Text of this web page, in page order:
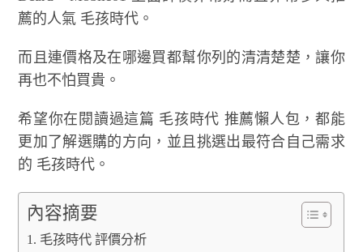
薦的人氣 毛孩時代。
而且連價格及在哪邊買都幫你列的清清楚楚，讓你
再也不怕買貴。
希望你在閱讀過這篇 毛孩時代 推薦懶人包，都能
更加了解選購的方向，並且挑選出最符合自己需求
的 毛孩時代。
內容摘要
毛孩時代 評價分析